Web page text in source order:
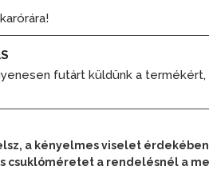
futárt küldünk a termékért,
a kényelmes viselet
csuklóméretet a rendelésnél a